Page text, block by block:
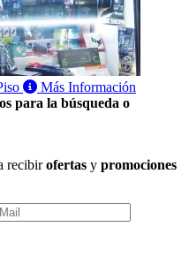
Más Información
para la búsqueda o
recibirofertas y promociones